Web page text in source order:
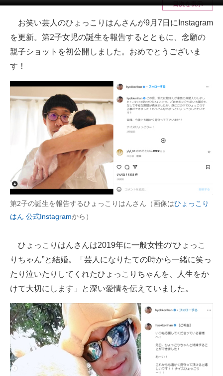
注目記事を集めた総合ページ
ITの今と未来を見通す
スマホと通信の最新トレンド
好きが集まる 比べて選べる
ビジネスと働き方のヒント
AI活用のいまが分かる
企業ITのトレンドを詳説
経営リーダーのコミュニティ
マーケ×ITの今がよく分かる
ITエンジニア向け専門サイト
企業向けIT製品の総合サイト
IT製品の技術・比較・事例
製造業のIT導入・活用を支援
モノづくり技術者専門サイト
エレクトロニクス専門サイト
電子設計の基本と応用
エネルギーの専門メディア
目次を表示
お笑い芸人のひょっこりはんさんが9月7日にInstagram
を更新。第2子女児の誕生を報告するとともに、念願の
親子ショットを初公開しました。おめでとうございま
す！
第2子の誕生を報告するひょっこりはんさん（画像はひょっこり
はん 公式Instagramから）
ひょっこりはんさんは2019年に一般女性の“ひょっこ
りちゃん”と結婚。「芸人になりたての時から一緒に笑っ
たり泣いたりしてくれたひょっこりちゃんを、人生をか
けて大切にします」と深い愛情を伝えていました。